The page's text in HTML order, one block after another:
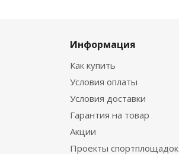
Информация
Как купить
Условия оплаты
Условия доставки
Гарантия на товар
Акции
Проекты спортплощадок